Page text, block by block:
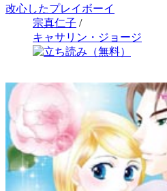
改心したプレイボーイ
宗真仁子 /
キャサリン・ジョージ